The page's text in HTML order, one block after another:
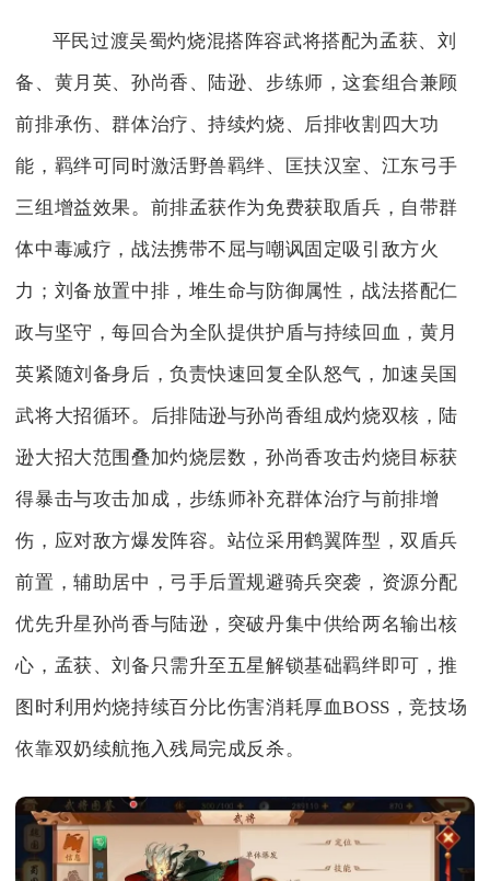
平民过渡吴蜀灼烧混搭阵容武将搭配为孟获、刘
备、黄月英、孙尚香、陆逊、步练师，这套组合兼顾
前排承伤、群体治疗、持续灼烧、后排收割四大功
能，羁绊可同时激活野兽羁绊、匡扶汉室、江东弓手
三组增益效果。前排孟获作为免费获取盾兵，自带群
体中毒减疗，战法携带不屈与嘲讽固定吸引敌方火
力；刘备放置中排，堆生命与防御属性，战法搭配仁
政与坚守，每回合为全队提供护盾与持续回血，黄月
英紧随刘备身后，负责快速回复全队怒气，加速吴国
武将大招循环。后排陆逊与孙尚香组成灼烧双核，陆
逊大招大范围叠加灼烧层数，孙尚香攻击灼烧目标获
得暴击与攻击加成，步练师补充群体治疗与前排增
伤，应对敌方爆发阵容。站位采用鹤翼阵型，双盾兵
前置，辅助居中，弓手后置规避骑兵突袭，资源分配
优先升星孙尚香与陆逊，突破丹集中供给两名输出核
心，孟获、刘备只需升至五星解锁基础羁绊即可，推
图时利用灼烧持续百分比伤害消耗厚血BOSS，竞技场
依靠双奶续航拖入残局完成反杀。